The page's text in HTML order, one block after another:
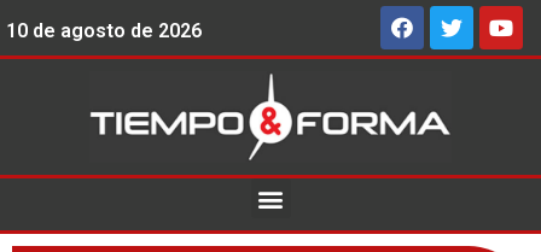
10 de agosto de 2026